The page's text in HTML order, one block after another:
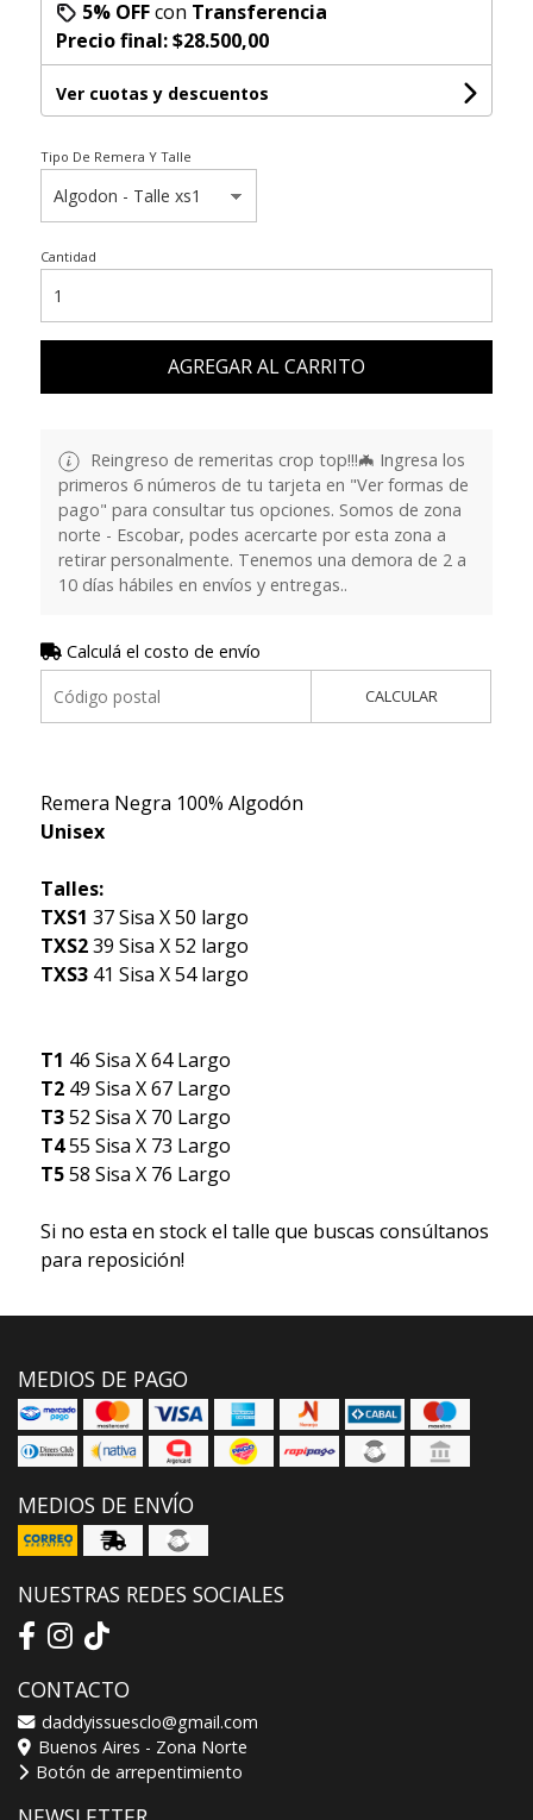
5% OFFcon Transferencia
Precio final:$28.500,00
Ver cuotas y descuentos
Tipo De Remera Y Talle
Cantidad
AGREGAR AL CARRITO
Reingreso de remeritas crop top!!!🦇 Ingresa los
primeros 6 números de tu tarjeta en "Ver formas de
pago" para consultar tus opciones. Somos de zona
norte - Escobar, podes acercarte por esta zona a
retirar personalmente. Tenemos una demora de 2 a
10 días hábiles en envíos y entregas..
Calculá el costo de envío
CALCULAR
Remera Negra 100% Algodón
Unisex
Talles:
TXS1 37 Sisa X 50 largo
TXS239 Sisa X 52 largo
TXS341 Sisa X 54 largo
T1 46 Sisa X 64 Largo
T249 Sisa X 67 Largo
T352 Sisa X 70 Largo
T455 Sisa X 73 Largo
T558 Sisa X 76 Largo
Si no esta en stock el talle que buscas consúltanos
para reposición!
MEDIOS DE PAGO
MEDIOS DE ENVÍO
NUESTRAS REDES SOCIALES
CONTACTO
daddyissuesclo@gmail.com
Buenos Aires - Zona Norte
Botón de arrepentimiento